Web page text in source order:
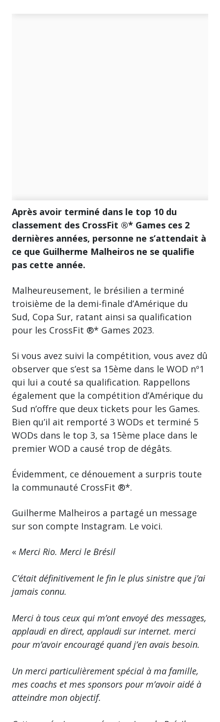
Après avoir terminé dans le top 10 du
classement des CrossFit ®* Games ces 2
dernières années, personne ne s’attendait à
ce que Guilherme Malheiros ne se qualifie
pas cette année.
Malheureusement, le brésilien a terminé
troisième de la demi-finale d’Amérique du
Sud, Copa Sur, ratant ainsi sa qualification
pour les CrossFit ®* Games 2023.
Si vous avez suivi la compétition, vous avez dû
observer que s’est sa 15ème dans le WOD nº1
qui lui a couté sa qualification. Rappellons
également que la compétition d’Amérique du
Sud n’offre que deux tickets pour les Games.
Bien qu’il ait remporté 3 WODs et terminé 5
WODs dans le top 3, sa 15ème place dans le
premier WOD a causé trop de dégâts.
Évidemment, ce dénouement a surpris toute
la communauté CrossFit ®*.
Guilherme Malheiros a partagé un message
sur son compte Instagram. Le voici.
« Merci Rio. Merci le Brésil
C’était définitivement le fin le plus sinistre que j’ai
jamais connu.
Merci à tous ceux qui m’ont envoyé des messages,
applaudi en direct, applaudi sur internet. merci
pour m’avoir encouragé quand j’en avais besoin.
Un merci particulièrement spécial à ma famille,
mes coachs et mes sponsors pour m’avoir aidé à
atteindre mon objectif.